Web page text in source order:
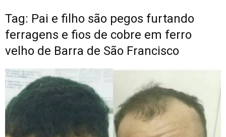
Tag: Pai e filho são pegos furtando
ferragens e fios de cobre em ferro
velho de Barra de São Francisco